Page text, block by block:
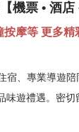
票 • 酒店
摩等 更多精
宿、專業導遊
遊禮遇。 密切